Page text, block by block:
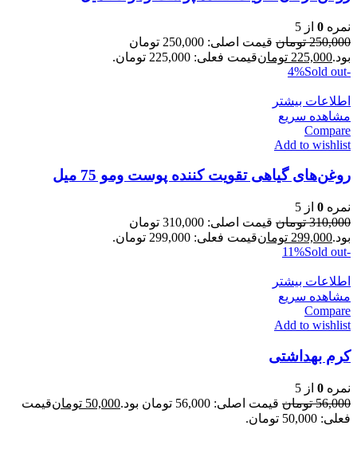
نمره 0 از 5
250,000 تومان
قیمت اصلی: 250,000 تومان
بود.225,000 تومانقیمت فعلی: 225,000 تومان.
-4%
Sold out
اطلاعات بیشتر
مشاهده سریع
Compare
Add to wishlist
روغن‌های گیاهی تقویت کننده پوست ومو 75 میل
نمره 0 از 5
310,000 تومان
قیمت اصلی: 310,000 تومان
بود.299,000 تومانقیمت فعلی: 299,000 تومان.
-11%
Sold out
اطلاعات بیشتر
مشاهده سریع
Compare
Add to wishlist
کرم بهداشتی
نمره 0 از 5
56,000 تومان قیمت اصلی: 56,000 تومان بود. 50,000 تومانقیمت
فعلی: 50,000 تومان.